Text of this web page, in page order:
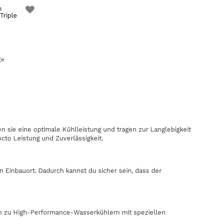
sie eine optimale Kühlleistung und tragen zur Langlebigkeit
Leistung und Zuverlässigkeit.
Dadurch kannst du sicher sein, dass der
zu High-Performance-Wasserkühlern mit speziellen